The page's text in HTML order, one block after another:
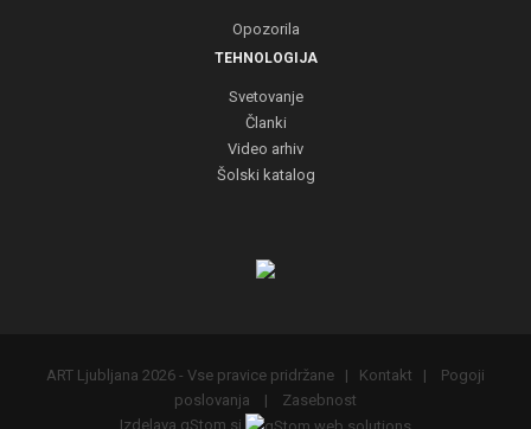
Opozorila
TEHNOLOGIJA
Svetovanje
Članki
Video arhiv
Šolski katalog
ART Ljubljana 2026 - Vse pravice pridržane | Kontakt |
Pogoji
poslovanja
|
Zasebnost
Izdelava qStom.si